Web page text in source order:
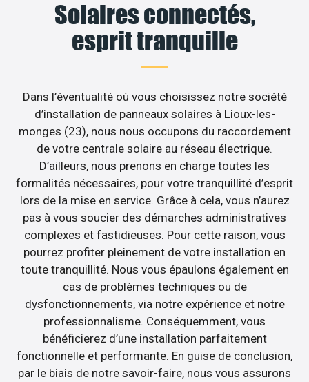
Solaires connectés,
esprit tranquille
Dans l’éventualité où vous choisissez notre société
d’installation de panneaux solaires à Lioux-les-
monges (23), nous nous occupons du raccordement
de votre centrale solaire au réseau électrique.
D’ailleurs, nous prenons en charge toutes les
formalités nécessaires, pour votre tranquillité d’esprit
lors de la mise en service. Grâce à cela, vous n’aurez
pas à vous soucier des démarches administratives
complexes et fastidieuses. Pour cette raison, vous
pourrez profiter pleinement de votre installation en
toute tranquillité. Nous vous épaulons également en
cas de problèmes techniques ou de
dysfonctionnements, via notre expérience et notre
professionnalisme. Conséquemment, vous
bénéficierez d’une installation parfaitement
fonctionnelle et performante. En guise de conclusion,
par le biais de notre savoir-faire, nous vous assurons